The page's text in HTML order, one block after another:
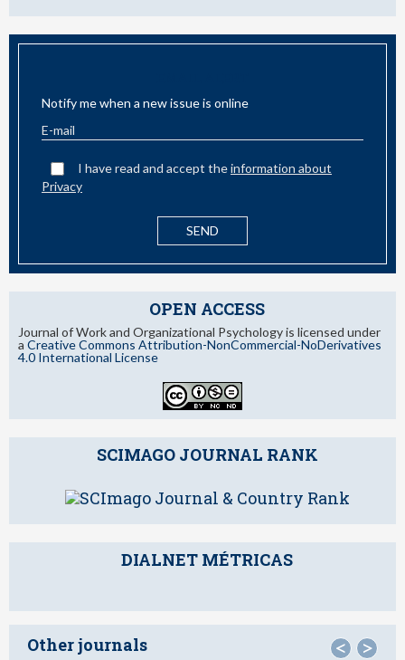
Notify me when a new issue is online
I have read and accept theinformation about
Privacy
OPEN ACCESS
Journal of Work and Organizational Psychology is licensed under
a Creative Commons Attribution-NonCommercial-NoDerivatives
4.0 International License
SCIMAGO JOURNAL RANK
DIALNET MÉTRICAS
Other journals < >